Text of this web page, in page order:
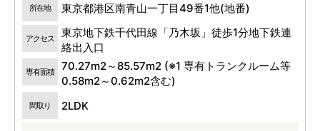
所在地 東京都港区南青山一丁目49番1他(地番)
アクセス
東京地下鉄千代田線「乃木坂」徒歩1分地下鉄連
絡出入口
専有面積
70.27m2～85.57m2 (※1 専有トランクルーム等
0.58m2～0.62m2含む)
間取り 2LDK